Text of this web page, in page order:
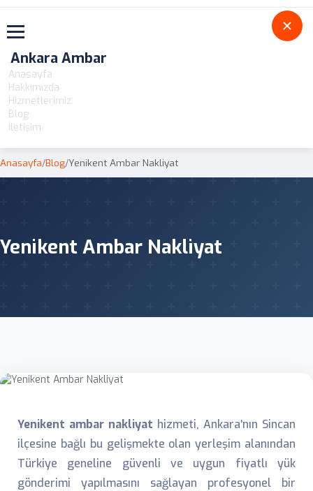
Toggle navigation
Ankara Ambar
Anasayfa
Hakkımızda
Hizmetlerimiz
Blog
İletişim
Anasayfa/Blog/Yenikent Ambar Nakliyat
Yenikent Ambar Nakliyat
Yenikent ambar nakliyat hizmeti, Ankara'nın Sincan
ilçesine bağlı bu gelişmekte olan yerleşim alanından
Türkiye geneline güvenli ve uygun fiyatlı yük
gönderimi yapılmasını sağlayan profesyonel bir